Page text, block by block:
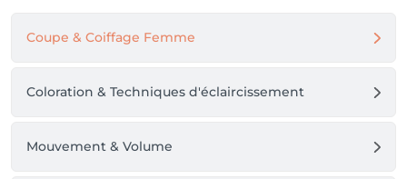
Coupe & Coiffage Femme
Coloration & Techniques d'éclaircissement
Mouvement & Volume